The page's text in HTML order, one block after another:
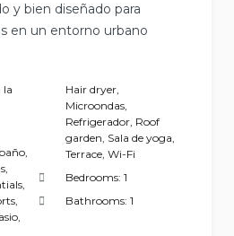
y bien diseñado para
en un entorno urbano
la
,
,
,
,
,
Hair dryer,
Microondas,
Refrigerador, Roof
garden, Sala de yoga,
Terrace, Wi-Fi
Bedrooms: 1
Bathrooms: 1